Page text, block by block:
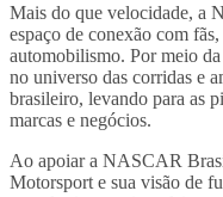
Mais do que velocidade, a
espaço de conexão com
automobilismo. Por meio
no universo das corridas e
brasileiro, levando para as
marcas e negócios.
Ao apoiar a NASCAR
Motorsport e sua visão de